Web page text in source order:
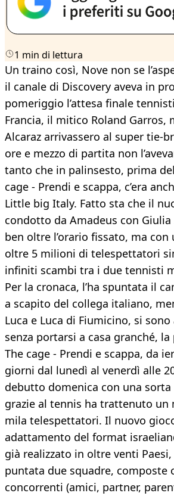
1 min di lettura
Un traino così, Nove non se
il canale di Discovery aveva in
pomeriggio l’attesa finale
Francia, il mitico Roland Garros,
Alcaraz arrivassero al super tie-
ore e mezzo di partita non
tanto che in palinsesto, prima
cage - Prendi e scappa, c’era
Little big Italy. Fatto sta che il
condotto da Amadeus con
ben oltre l’orario fissato, ma con
oltre 5 milioni di telespettatori
infiniti scambi tra i due tennisti
Per la cronaca, l’ha spuntata il
a scapito del collega italiano,
Luca e Luca di Fiumicino, si
senza portarsi a casa granché,
The cage - Prendi e scappa, da
giorni dal lunedì al venerdì alle
debutto domenica con una
grazie al tennis ha trattenuto un
mila telespettatori. Il nuovo
adattamento del format
già realizzato in oltre venti
puntata due squadre, composte
concorrenti (amici, partner,